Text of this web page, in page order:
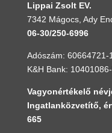
Lippai Zsolt EV.
7342 Mágocs, Ady
06-30/250-6996
Adószám: 60664721-
K&H Bank:
Vagyonértékelő
Ingatlanközvetítő,
665